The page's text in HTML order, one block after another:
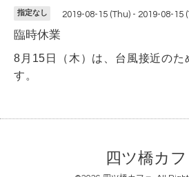
指定なし 2019-08-15 (Thu) - 2019-08-15
臨時休業
8月15日（木）は、台風接近のた
す。
四ツ橋カフ